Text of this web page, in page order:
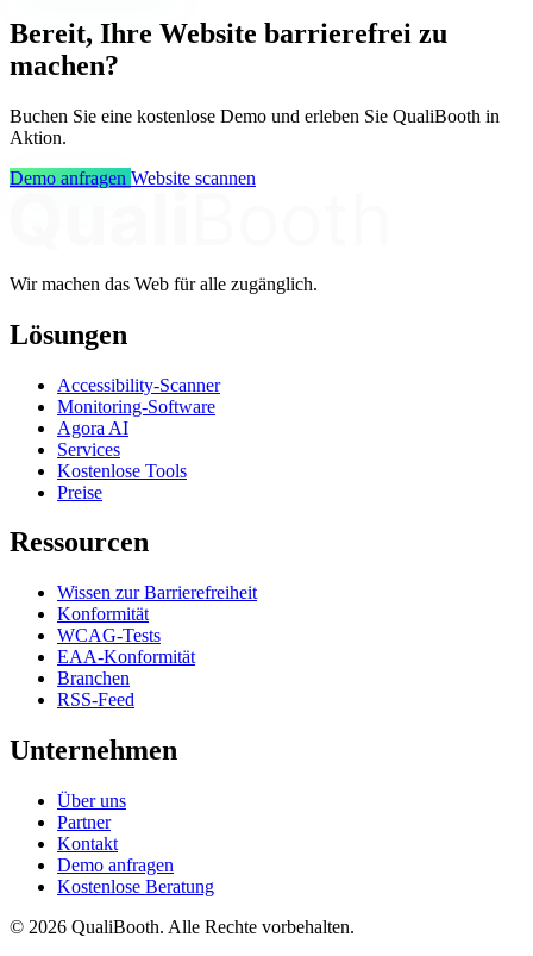
Bereit, Ihre Website barrierefrei zu
machen?
Buchen Sie eine kostenlose Demo und erleben Sie QualiBooth in
Aktion.
Demo anfragen Website scannen
Wir machen das Web für alle zugänglich.
Lösungen
Accessibility-Scanner
Monitoring-Software
Agora AI
Services
Kostenlose Tools
Preise
Ressourcen
Wissen zur Barrierefreiheit
Konformität
WCAG-Tests
EAA-Konformität
Branchen
RSS-Feed
Unternehmen
Über uns
Partner
Kontakt
Demo anfragen
Kostenlose Beratung
© 2026 QualiBooth. Alle Rechte vorbehalten.